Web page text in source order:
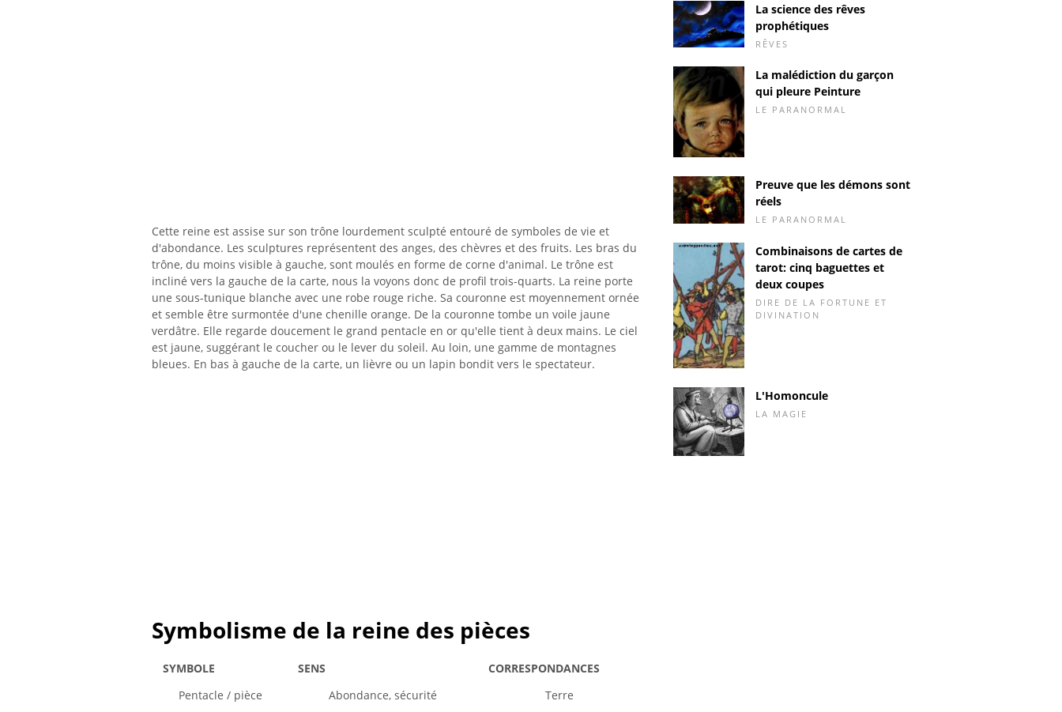
Cette reine est assise sur son trône lourdement sculpté entouré de symboles de vie et
d'abondance. Les sculptures représentent des anges, des chèvres et des fruits. Les bras du
trône, du moins visible à gauche, sont moulés en forme de corne d'animal. Le trône est
incliné vers la gauche de la carte, nous la voyons donc de profil trois-quarts. La reine porte
une sous-tunique blanche avec une robe rouge riche. Sa couronne est moyennement ornée
et semble être surmontée d'une chenille orange. De la couronne tombe un voile jaune
verdâtre. Elle regarde doucement le grand pentacle en or qu'elle tient à deux mains. Le ciel
est jaune, suggérant le coucher ou le lever du soleil. Au loin, une gamme de montagnes
bleues. En bas à gauche de la carte, un lièvre ou un lapin bondit vers le spectateur.
Symbolisme de la reine des pièces
SYMBOLE SENS
CORRESPONDANCES
Pentacle / pièce
Abondance, sécurité
Terre
La science des rêves
prophétiques
RÊVES
La malédiction du garçon
qui pleure Peinture
LE PARANORMAL
Preuve que les démons sont
réels
LE PARANORMAL
Combinaisons de cartes de
tarot: cinq baguettes et
deux coupes
DIRE DE LA FORTUNE ET
DIVINATION
L'Homoncule
LA MAGIE